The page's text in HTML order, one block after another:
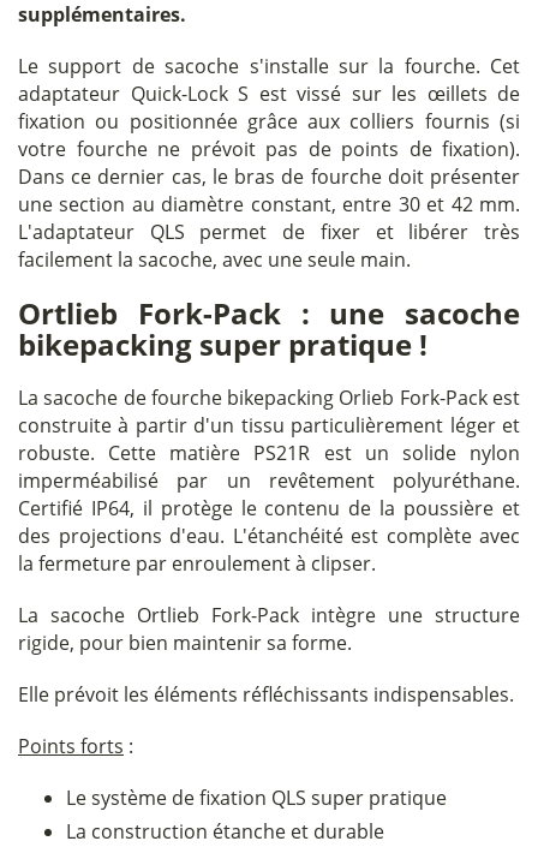
supplémentaires.
Le support de sacoche s'installe sur la fourche. Cet
adaptateur Quick-Lock S est vissé sur les œillets de
fixation ou positionnée grâce aux colliers fournis (si
votre fourche ne prévoit pas de points de fixation).
Dans ce dernier cas, le bras de fourche doit présenter
une section au diamètre constant, entre 30 et 42 mm.
L'adaptateur QLS permet de fixer et libérer très
facilement la sacoche, avec une seule main.
Ortlieb Fork-Pack : une sacoche
bikepacking super pratique !
La sacoche de fourche bikepacking Orlieb Fork-Pack est
construite à partir d'un tissu particulièrement léger et
robuste. Cette matière PS21R est un solide nylon
imperméabilisé par un revêtement polyuréthane.
Certifié IP64, il protège le contenu de la poussière et
des projections d'eau. L'étanchéité est complète avec
la fermeture par enroulement à clipser.
La sacoche Ortlieb Fork-Pack intègre une structure
rigide, pour bien maintenir sa forme.
Elle prévoit les éléments réfléchissants indispensables.
Points forts :
Le système de fixation QLS super pratique
La construction étanche et durable